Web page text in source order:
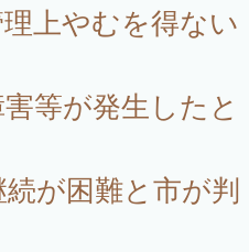
上やむを得ない
等が発生したと
が困難と市が判